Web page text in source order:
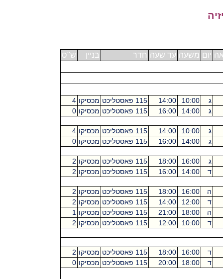
יום משעה עד שעה חדר בניין ש"ס
ג 10:00
14:00 115 פאסטליכט מכסיקו 4
ג
14:00
16:00 115 פאסטליכט מכסיקו 0
ג 10:00
14:00 115 פאסטליכט מכסיקו 4
ג
14:00
16:00 115 פאסטליכט מכסיקו 0
ג 16:00
18:00 115 פאסטליכט מכסיקו 2
ד
14:00
16:00 115 פאסטליכט מכסיקו 2
ה 16:00
18:00 115 פאסטליכט מכסיקו 2
ד
12:00
14:00 115 פאסטליכט מכסיקו 2
ה
18:00
21:00 115 פאסטליכט מכסיקו 1
ד
10:00
12:00 115 פאסטליכט מכסיקו 2
ד 16:00
18:00 115 פאסטליכט מכסיקו 2
ד
18:00
20:00 115 פאסטליכט מכסיקו 0